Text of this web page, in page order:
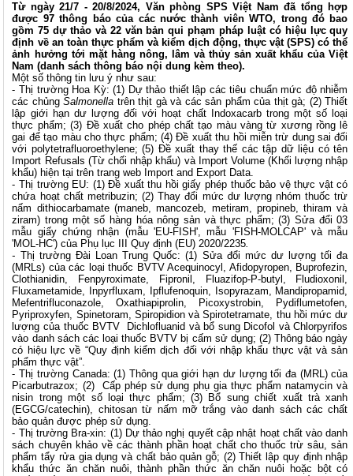
Từ ngày 21/7 - 20/8/2024, Văn phòng SPS Việt Nam đã tổng hợp
được 97 thông báo của các nước thành viên WTO, trong đó bao
gồm 75 dự thảo và 22 văn bản qui phạm pháp luật có hiệu lực quy
định về an toàn thực phẩm và kiểm dịch động, thực vật (SPS) có thể
ảnh hưởng tới mặt hàng nông, lâm và thủy sản xuất khẩu của Việt
Nam (danh sách thông báo nội dung kèm theo).
Một số thông tin lưu ý như sau:
- Thị trường Hoa Kỳ: (1) Dự thảo thiết lập các tiêu chuẩn mức độ nhiễm
các chủngSalmonella trên thịt gà và các sản phẩm của thịt gà; (2) Thiết
lập giới hạn dư lượng đối với hoạt chất Indoxacarb trong một số loại
thực phẩm; (3) Đề xuất cho phép chất tạo màu vàng từ xương rồng lê
gai để tạo màu cho thực phẩm; (4) Đề xuất thu hồi miễn trừ dung sai đối
với polytetrafluoroethylene; (5) Đề xuất thay thế các tập dữ liệu có tên
Import Refusals (Từ chối nhập khẩu) và Import Volume (Khối lượng nhập
khẩu) hiện tại trên trang web Import and Export Data.
- Thị trường EU: (1) Đề xuất thu hồi giấy phép thuốc bảo vệ thực vật có
chứa hoạt chất metribuzin; (2) Thay đổi mức dư lượng nhóm thuốc trừ
nấm dithiocarbamate (maneb, mancozeb, metiram, propineb, thiram và
ziram) trong một số hàng hóa nông sản và thực phẩm; (3) Sửa đổi 03
mẫu giấy chứng nhận (mẫu 'EU-FISH', mẫu 'FISH-MOLCAP' và mẫu
'MOL-HC') của Phụ lục III Quy định (EU) 2020/2235.
- Thị trường Đài Loan Trung Quốc: (1) Sửa đổi mức dư lượng tối đa
(MRLs) của các loại thuốc BVTV Acequinocyl, Afidopyropen, Buprofezin,
Clothianidin, Fenpyroximate, Fipronil, Fluazifop-P-butyl, Fludioxonil,
Fluxametamide, Inpyrfluxam, Ipflufenoquin, Isopyrazam, Mandipropamid,
Mefentrifluconazole, Oxathiapiprolin, Picoxystrobin, Pydiflumetofen,
Pyriproxyfen, Spinetoram, Spiropidion và Spirotetramate, thu hồi mức dư
lượng của thuốc BVTV Dichlofluanid và bổ sung Dicofol và Chlorpyrifos
vào danh sách các loại thuốc BVTV bị cấm sử dụng; (2) Thông báo ngày
có hiệu lực về “Quy định kiểm dịch đối với nhập khẩu thực vật và sản
phẩm thực vật”.
- Thị trường Canada: (1) Thông qua giới hạn dư lượng tối đa (MRL) của
Picarbutrazox; (2) Cấp phép sử dụng phụ gia thực phẩm natamycin và
nisin trong một số loại thực phẩm; (3) Bổ sung chiết xuất trà xanh
(EGCG/catechin), chitosan từ nấm mỡ trắng vào danh sách các chất
bảo quản được phép sử dụng.
- Thị trường Bra-xin: (1) Dự thảo nghị quyết cập nhật hoạt chất vào danh
sách chuyên khảo về các thành phần hoạt chất cho thuốc trừ sâu, sản
phẩm tẩy rửa gia dụng và chất bảo quản gỗ; (2) Thiết lập quy định nhập
khẩu thức ăn chăn nuôi, thành phần thức ăn chăn nuôi hoặc bột có